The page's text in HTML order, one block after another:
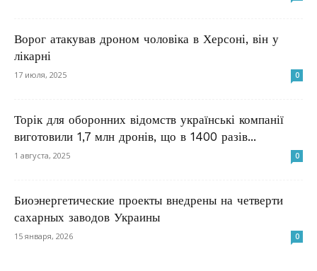
Ворог атакував дроном чоловіка в Херсоні, він у
лікарні
17 июля, 2025 0
Торік для оборонних відомств українські компанії
виготовили 1,7 млн дронів, що в 1400 разів...
1 августа, 2025 0
Биоэнергетические проекты внедрены на четверти
сахарных заводов Украины
15 января, 2026 0